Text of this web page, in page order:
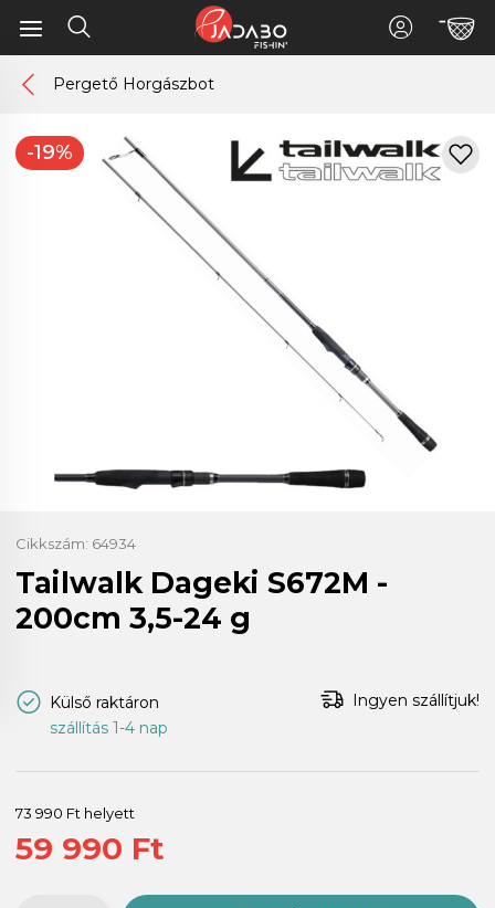
Pergető Horgászbot
-19%
Cikkszám: 64934
Tailwalk Dageki S672M -
200cm 3,5-24 g
Külső raktáron
szállítás 1-4 nap
Ingyen szállítjuk!
73 990 Ft helyett
59 990 Ft